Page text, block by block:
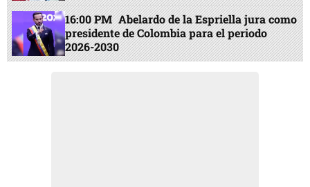
16:00 PM Abelardo de la Espriella jura como
presidente de Colombia para el periodo
2026-2030